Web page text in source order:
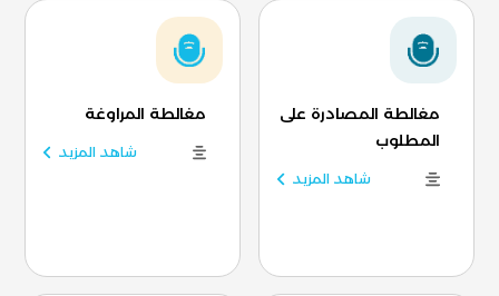
مغالطة المصادرة على
المطلوب
شاهد المزيد
مغالطة المراوغة
شاهد المزيد